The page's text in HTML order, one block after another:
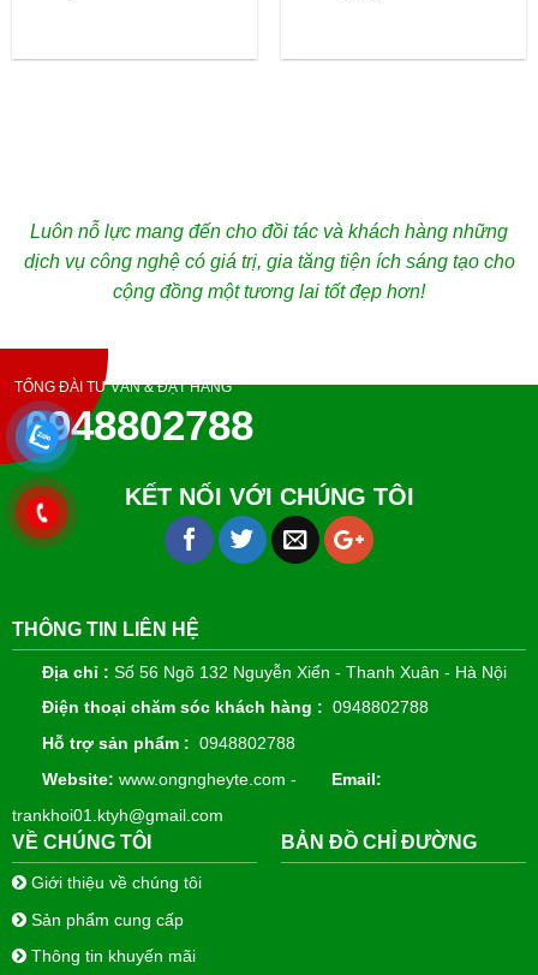
Luôn nỗ lực mang đến cho đồi tác và khách hàng những
dịch vụ công nghệ có giá trị, gia tăng tiện ích sáng tạo cho
cộng đồng một tương lai tốt đẹp hơn!
TỔNG ĐÀI TƯ VẤN & ĐẶT HÀNG
0948802788
KẾT NỐI VỚI CHÚNG TÔI
THÔNG TIN LIÊN HỆ
Địa chỉ : Số 56 Ngõ 132 Nguyễn Xiển - Thanh Xuân - Hà Nội
Điện thoại chăm sóc khách hàng : 0948802788
Hỗ trợ sản phẩm : 0948802788
Website: www.ongngheyte.com -
Email:
trankhoi01.ktyh@gmail.com
VỀ CHÚNG TÔI
Giới thiệu về chúng tôi
Sản phẩm cung cấp
Thông tin khuyến mãi
BẢN ĐỒ CHỈ ĐƯỜNG